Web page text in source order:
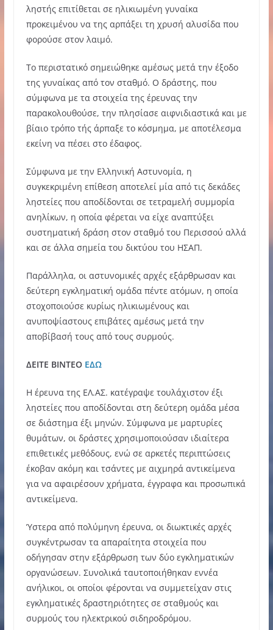
ληστής επιτίθεται σε ηλικιωμένη γυναίκα
προκειμένου να της αρπάξει τη χρυσή αλυσίδα που
φορούσε στον λαιμό.
Το περιστατικό σημειώθηκε αμέσως μετά την έξοδο
της γυναίκας από τον σταθμό. Ο δράστης, που
σύμφωνα με τα στοιχεία της έρευνας την
παρακολουθούσε, την πλησίασε αιφνιδιαστικά και με
βίαιο τρόπο τής άρπαξε το κόσμημα, με αποτέλεσμα
εκείνη να πέσει στο έδαφος.
Σύμφωνα με την Ελληνική Αστυνομία, η
συγκεκριμένη επίθεση αποτελεί μία από τις δεκάδες
ληστείες που αποδίδονται σε τετραμελή συμμορία
ανηλίκων, η οποία φέρεται να είχε αναπτύξει
συστηματική δράση στον σταθμό του Περισσού αλλά
και σε άλλα σημεία του δικτύου του ΗΣΑΠ.
Παράλληλα, οι αστυνομικές αρχές εξάρθρωσαν και
δεύτερη εγκληματική ομάδα πέντε ατόμων, η οποία
στοχοποιούσε κυρίως ηλικιωμένους και
ανυποψίαστους επιβάτες αμέσως μετά την
αποβίβασή τους από τους συρμούς.
ΔΕΙΤΕ ΒΙΝΤΕΟ ΕΔΩ
Η έρευνα της ΕΛ.ΑΣ. κατέγραψε τουλάχιστον έξι
ληστείες που αποδίδονται στη δεύτερη ομάδα μέσα
σε διάστημα έξι μηνών. Σύμφωνα με μαρτυρίες
θυμάτων, οι δράστες χρησιμοποιούσαν ιδιαίτερα
επιθετικές μεθόδους, ενώ σε αρκετές περιπτώσεις
έκοβαν ακόμη και τσάντες με αιχμηρά αντικείμενα
για να αφαιρέσουν χρήματα, έγγραφα και προσωπικά
αντικείμενα.
Ύστερα από πολύμηνη έρευνα, οι διωκτικές αρχές
συγκέντρωσαν τα απαραίτητα στοιχεία που
οδήγησαν στην εξάρθρωση των δύο εγκληματικών
οργανώσεων. Συνολικά ταυτοποιήθηκαν εννέα
ανήλικοι, οι οποίοι φέρονται να συμμετείχαν στις
εγκληματικές δραστηριότητες σε σταθμούς και
συρμούς του ηλεκτρικού σιδηροδρόμου.